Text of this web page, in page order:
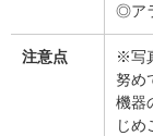
◎ア
注意点
※写
努め
機器
じめ